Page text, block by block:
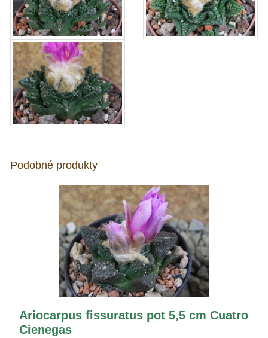
Podobné produkty
Ariocarpus fissuratus pot 5,5 cm Cuatro
Cienegas